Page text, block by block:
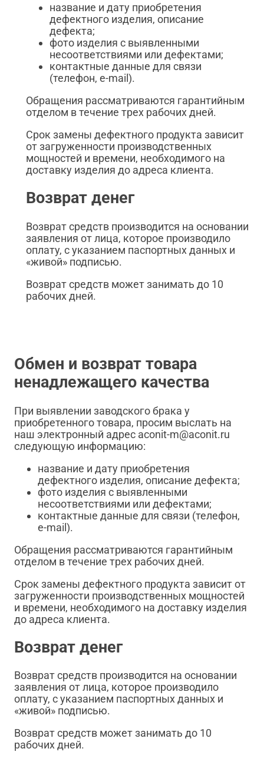
название и дату приобретения
дефектного изделия, описание
дефекта;
фото изделия с выявленными
несоответствиями или дефектами;
контактные данные для связи
(телефон, e-mail).
Обращения рассматриваются гарантийным
отделом в течение трех рабочих дней.
Срок замены дефектного продукта зависит
от загруженности производственных
мощностей и времени, необходимого на
доставку изделия до адреса клиента.
Возврат денег
Возврат средств производится на основании
заявления от лица, которое производило
оплату, с указанием паспортных данных и
«живой» подписью.
Возврат средств может занимать до 10
рабочих дней.
Обмен и возврат товара
ненадлежащего качества
При выявлении заводского брака у
приобретенного товара, просим выслать на
наш электронный адрес aconit-m@aconit.ru
следующую информацию:
название и дату приобретения
дефектного изделия, описание дефекта;
фото изделия с выявленными
несоответствиями или дефектами;
контактные данные для связи (телефон,
e-mail).
Обращения рассматриваются гарантийным
отделом в течение трех рабочих дней.
Срок замены дефектного продукта зависит от
загруженности производственных мощностей
и времени, необходимого на доставку изделия
до адреса клиента.
Возврат денег
Возврат средств производится на основании
заявления от лица, которое производило
оплату, с указанием паспортных данных и
«живой» подписью.
Возврат средств может занимать до 10
рабочих дней.